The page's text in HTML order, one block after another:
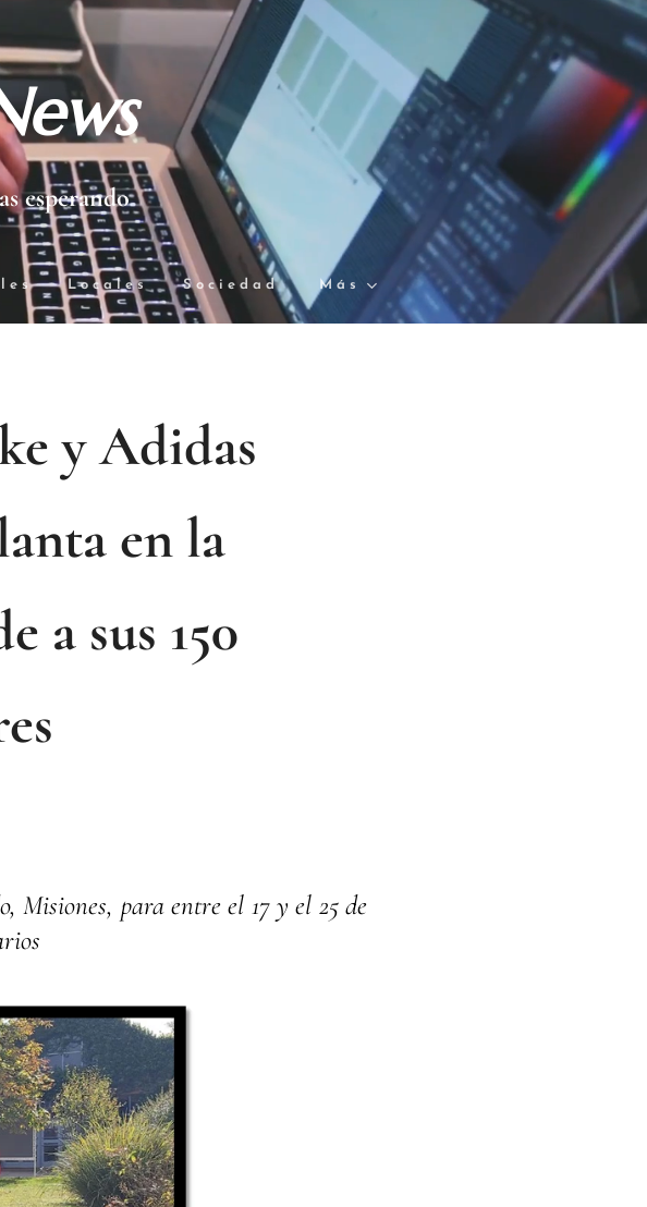
esperando
Locales Sociedad Más
y Adidas
en la
a sus 150
Misiones, para entre el 17 y el 25 de